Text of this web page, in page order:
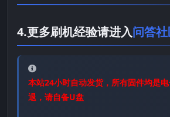
4.更多刷机经验请进入问答
本站24小时自动发货，所有固件均是
退，请自备U盘